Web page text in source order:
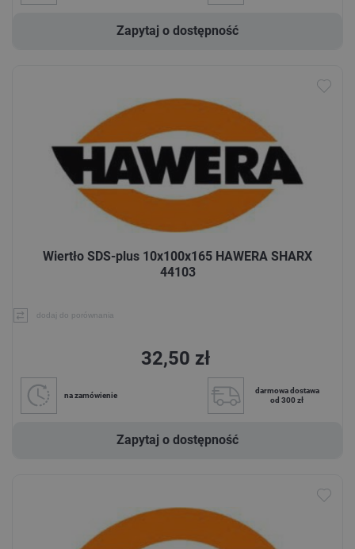
Zapytaj o dostępność
Wiertło SDS-plus 10x100x165 HAWERA SHARX
44103
dodaj do porównania
32,50 zł
na zamówienie
darmowa dostawa
od 300 zł
Zapytaj o dostępność